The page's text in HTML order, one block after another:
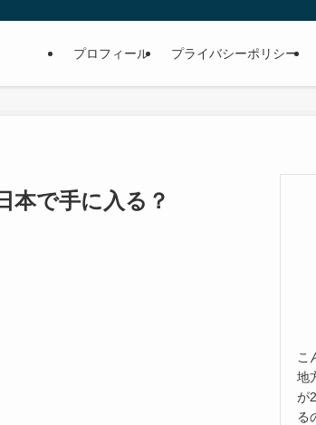
プロフィール プライバシーポリシー
本で手に入る？
こ
地
が
る